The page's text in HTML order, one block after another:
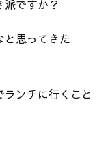
ですか？
と思ってきた
ンチに行くこと